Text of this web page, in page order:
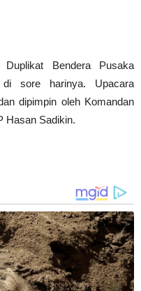
Bendera Pusaka
sore harinya. Upacara
dipimpin oleh Komandan
Hasan Sadikin.